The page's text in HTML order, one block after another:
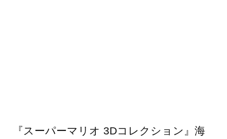
『スーパーマリオ 3Dコレクション』海